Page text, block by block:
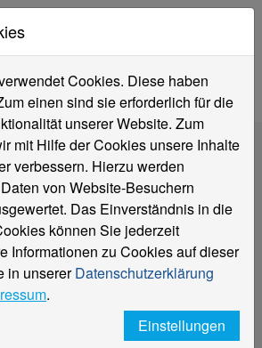
Cookies. Diese haben
einen sind sie erforderlich für die
unserer Website. Zum
mit Hilfe der Cookies unsere Inhalte
verbessern. Hierzu werden
von Website-Besuchern
Das Einverständnis in die
können Sie jederzeit
Informationen zu Cookies auf dieser
in unsererDatenschutzerklärung
.
Einstellungen